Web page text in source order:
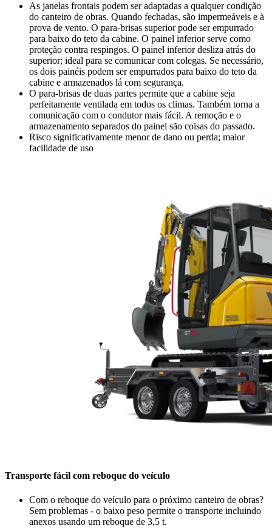
As janelas frontais podem ser adaptadas a qualquer condição
do canteiro de obras. Quando fechadas, são impermeáveis e à
prova de vento. O para-brisas superior pode ser empurrado
para baixo do teto da cabine. O painel inferior serve como
proteção contra respingos. O painel inferior desliza atrás do
superior; ideal para se comunicar com colegas. Se necessário,
os dois painéis podem ser empurrados para baixo do teto da
cabine e armazenados lá com segurança.
O para-brisas de duas partes permite que a cabine seja
perfeitamente ventilada em todos os climas. Também torna a
comunicação com o condutor mais fácil. A remoção e o
armazenamento separados do painel são coisas do passado.
Risco significativamente menor de dano ou perda; maior
facilidade de uso
Transporte fácil com reboque do veículo
Com o reboque do veículo para o próximo canteiro de obras?
Sem problemas - o baixo peso permite o transporte incluindo
anexos usando um reboque de 3,5 t.